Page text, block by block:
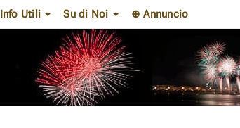
Info Utili Su di Noi ⊕ Annuncio